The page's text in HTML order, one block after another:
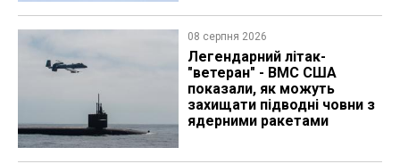
08 серпня 2026
Легендарний літак-
"ветеран" - ВМС США
показали, як можуть
захищати підводні човни з
ядерними ракетами